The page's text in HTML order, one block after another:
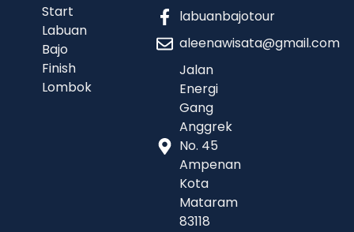
Start
Labuan
Bajo
Finish
Lombok
labuanbajotour
aleenawisata@gmail.com
Jalan
Energi
Gang
Anggrek
No. 45
Ampenan
Kota
Mataram
83118